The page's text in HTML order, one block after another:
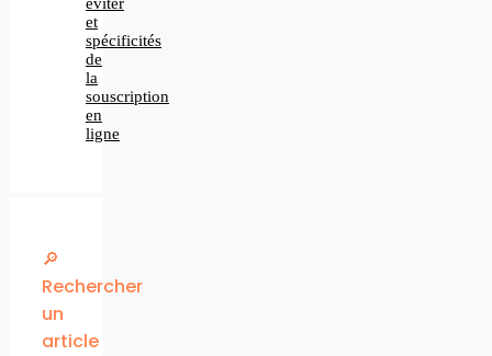
et
spécificités
de
la
souscription
en
ligne
🔎
Rechercher
un
article